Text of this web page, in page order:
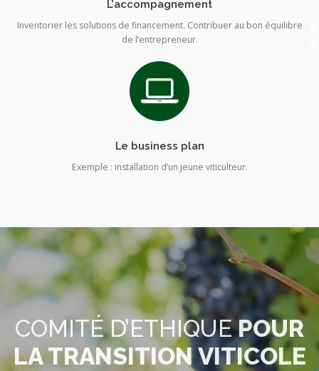
L'accompagnement
Inventorier les solutions de financement. Contribuer au bon équilibre
de l’entrepreneur.
Le business plan
Exemple : installation d’un jeune viticulteur.
COMITÉ D’ETHIQUEPOUR
LA TRANSITION VITICOLE